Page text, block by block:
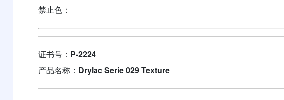
禁止色：
证书号： P-2224
产品名称： Drylac Serie 029 Texture